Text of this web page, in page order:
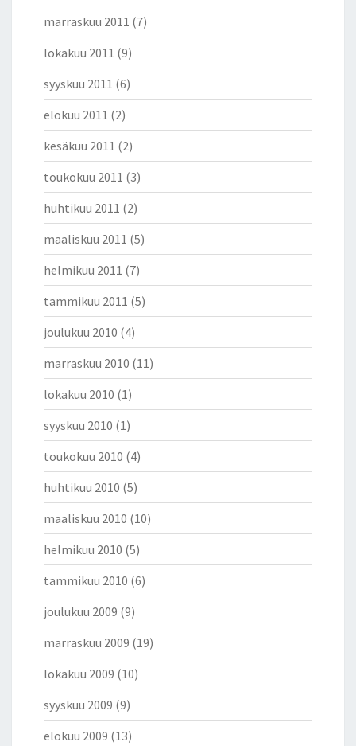
marraskuu 2011 (7)
lokakuu 2011 (9)
syyskuu 2011 (6)
elokuu 2011 (2)
kesäkuu 2011 (2)
toukokuu 2011 (3)
huhtikuu 2011 (2)
maaliskuu 2011 (5)
helmikuu 2011 (7)
tammikuu 2011 (5)
joulukuu 2010 (4)
marraskuu 2010 (11)
lokakuu 2010 (1)
syyskuu 2010 (1)
toukokuu 2010 (4)
huhtikuu 2010 (5)
maaliskuu 2010 (10)
helmikuu 2010 (5)
tammikuu 2010 (6)
joulukuu 2009 (9)
marraskuu 2009 (19)
lokakuu 2009 (10)
syyskuu 2009 (9)
elokuu 2009 (13)